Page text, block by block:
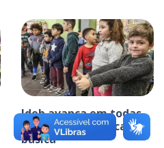
Ideb avança em todas
as etapas da educação
básica